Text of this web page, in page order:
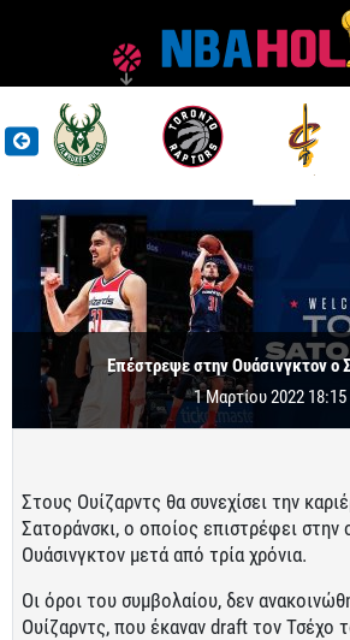
Επέστρεψε στην Ουάσινγκτον ο
1 Μαρτίου 2022 18:15
Στους Ουίζαρντς θα συνεχίσει την
Σατοράνσκι, ο οποίος επιστρέφει στην
Ουάσινγκτον μετά από τρία χρόνια.
Οι όροι του συμβολαίου, δεν
Ουίζαρντς, που έκαναν draft τον Τσέχο